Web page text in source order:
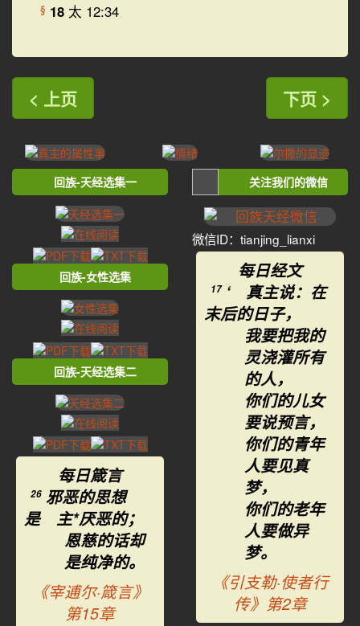
§ 18 太 12:34
< 上页 下页 >
回族-天经选集一
回族-女性选集
回族-天经选集二
每日箴言
26 邪恶的思想
是 主*厌恶的；
恩慈的话却
是纯净的。
《宰逋尔·箴言》
第15章
关注我们的微信
微信ID：tianjing_lianxi
每日经文
17 ‘ 真主说：在
末后的日子，
我要把我的
灵浇灌所有
的人，
你们的儿女
要说预言，
你们的青年
人要见真
梦，
你们的老年
人要做异
梦。
《引支勒·使者行
传》第2章